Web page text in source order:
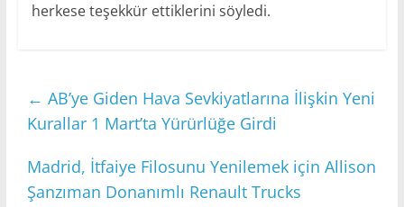
herkese teşekkür ettiklerini söyledi.
← AB’ye Giden Hava Sevkiyatlarına İlişkin Yeni
Kurallar 1 Mart’ta Yürürlüğe Girdi
Madrid, İtfaiye Filosunu Yenilemek için Allison
Şanzıman Donanımlı Renault Trucks